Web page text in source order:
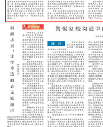
访谈 视频
法律 中央文件
食品 人居
学术中国 乡村振兴
城市 旅游
彩票 娱乐